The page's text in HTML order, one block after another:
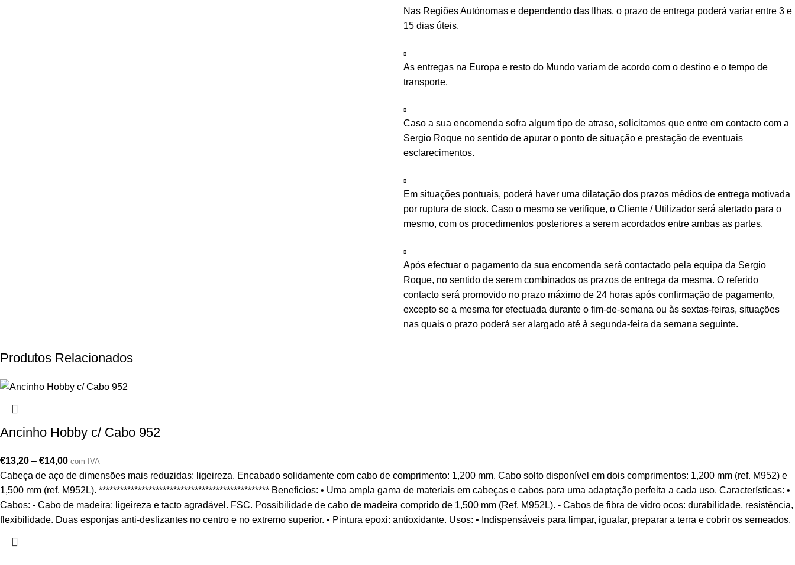
Nas Regiões Autónomas e dependendo das Ilhas, o prazo de entrega poderá variar entre 3 e
15 dias úteis.
As entregas na Europa e resto do Mundo variam de acordo com o destino e o tempo de
transporte.
Caso a sua encomenda sofra algum tipo de atraso, solicitamos que entre em contacto com a
Sergio Roque no sentido de apurar o ponto de situação e prestação de eventuais
esclarecimentos.
Em situações pontuais, poderá haver uma dilatação dos prazos médios de entrega motivada
por ruptura de stock. Caso o mesmo se verifique, o Cliente / Utilizador será alertado para o
mesmo, com os procedimentos posteriores a serem acordados entre ambas as partes.
Após efectuar o pagamento da sua encomenda será contactado pela equipa da Sergio
Roque, no sentido de serem combinados os prazos de entrega da mesma. O referido
contacto será promovido no prazo máximo de 24 horas após confirmação de pagamento,
excepto se a mesma for efectuada durante o fim-de-semana ou às sextas-feiras, situações
nas quais o prazo poderá ser alargado até à segunda-feira da semana seguinte.
Produtos Relacionados
Ancinho Hobby c/ Cabo 952
€13,20 – €14,00 com IVA
Cabeça de aço de dimensões mais reduzidas: ligeireza. Encabado solidamente com cabo de comprimento: 1,200 mm. Cabo solto disponível em dois comprimentos: 1,200 mm (ref. M952) e
1,500 mm (ref. M952L). ************************************************ Beneficios: • Uma ampla gama de materiais em cabeças e cabos para uma adaptação perfeita a cada uso. Características: •
Cabos: - Cabo de madeira: ligeireza e tacto agradável. FSC. Possibilidade de cabo de madeira comprido de 1,500 mm (Ref. M952L). - Cabos de fibra de vidro ocos: durabilidade, resistência,
flexibilidade. Duas esponjas anti-deslizantes no centro e no extremo superior. • Pintura epoxi: antioxidante. Usos: • Indispensáveis para limpar, igualar, preparar a terra e cobrir os semeados.